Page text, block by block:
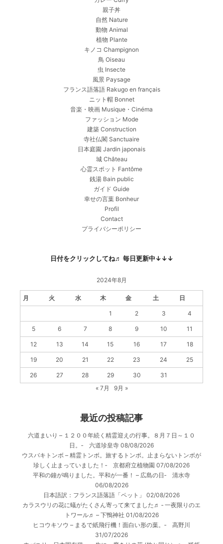
親子丼
自然 Nature
動物 Animal
植物 Plante
キノコ Champignon
鳥 Oiseau
虫 Insecte
風景 Paysage
フランス語落語 Rakugo en français
ニット帽 Bonnet
音楽・映画 Musique・Cinéma
ファッション Mode
建築 Construction
寺社仏閣 Sanctuaire
日本庭園 Jardin japonais
城 Château
心霊スポット Fantôme
銭湯 Bain public
ガイド Guide
幸せの言葉 Bonheur
Profil
Contact
プライバシーポリシー
日付をクリックしてね♬ 毎日更新中↓↓↓
2024年8月
月 火 水 木 金 土 日
1 2 3 4
5 6 7 8 9 10 11
12 13 14 15 16 17 18
19 20 21 22 23 24 25
26 27 28 29 30
31
« 7月
9月 »
最近の投稿記事
六道まいり – １２００年続く精霊迎えの行事。８月７日～１０
日。‐ 六道珍皇寺 08/08/2026
ウスバキトンボ – 精霊トンボ。旅するトンボ。止まらないトンボが
珍しく止まっていました！‐ 京都府立植物園 07/08/2026
平和の鐘が鳴りました。平和が一番！ – 広島の日‐ 清水寺
06/08/2026
日本語訳：フランス語落語「ペット」
02/08/2026
カラスウリの花に蟻がたくさん寄って来てました♬ ‐ 一夜限りのエ
トワール♬ – 下鴨神社 01/08/2026
ヒコウキソウ – まるで紙飛行機！面白い形の葉。‐ 高野川
31/07/2026